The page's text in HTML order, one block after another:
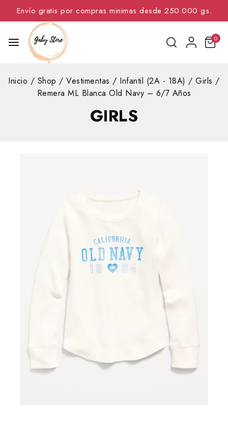
Envío gratis por compras minimas desde 250.000 gs.
0
Inicio / Shop / Vestimentas / Infantil (2A - 18A) / Girls /
Remera ML Blanca Old Navy – 6/7 Años
GIRLS